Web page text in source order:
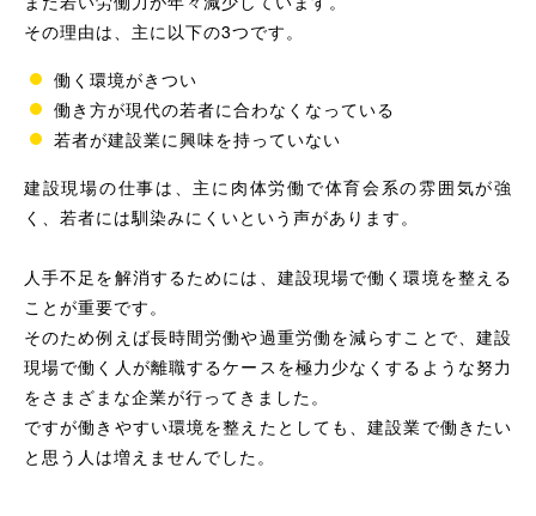
その理由は、主に以下の3つです。
働く環境がきつい
働き方が現代の若者に合わなくなっている
若者が建設業に興味を持っていない
建設現場の仕事は、主に肉体労働で体育会系の雰囲気が強
く、若者には馴染みにくいという声があります。
人手不足を解消するためには、建設現場で働く環境を整える
ことが重要です。
そのため例えば長時間労働や過重労働を減らすことで、建設
現場で働く人が離職するケースを極力少なくするような努力
をさまざまな企業が行ってきました。
ですが働きやすい環境を整えたとしても、建設業で働きたい
と思う人は増えませんでした。